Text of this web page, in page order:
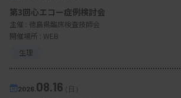
第3回心エコー症例検討会
主催 : 徳島県臨床検査技師会
開催場所 : WEB
生理
2026. 08.16（日）